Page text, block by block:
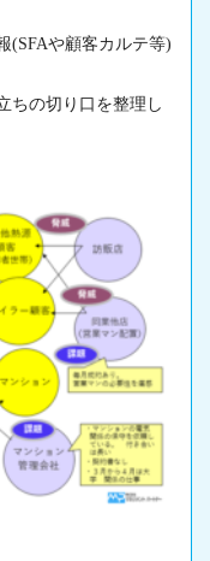
(SFAや顧客カルテ等)
ちの切り口を整理し